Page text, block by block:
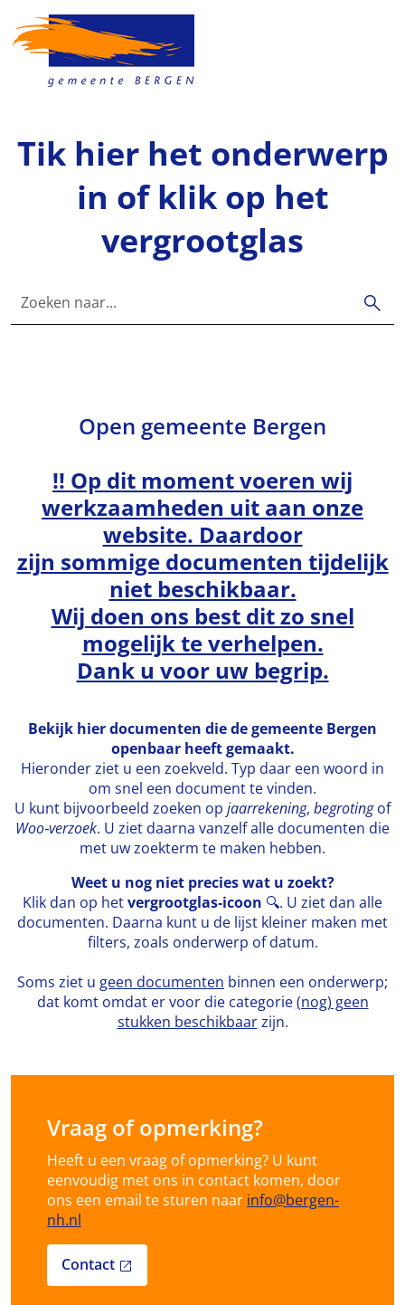
Skip to main content
Tik hier het onderwerp
in of klik op het
vergrootglas
search
Open gemeente Bergen
!! Op dit moment voeren wij
werkzaamheden uit aan onze
website. Daardoor
zijn sommige documenten tijdelijk
niet beschikbaar.
Wij doen ons best dit zo snel
mogelijk te verhelpen.
Dank u voor uw begrip.
Bekijk hier documenten die de gemeente Bergen
openbaar heeft gemaakt.
Hieronder ziet u een zoekveld. Typ daar een woord in
om snel een document te vinden.
U kunt bijvoorbeeld zoeken op jaarrekening, begrotingof
Woo‑verzoek. U ziet daarna vanzelf alle documenten die
met uw zoekterm te maken hebben.
Weet u nog niet precies wat u zoekt?
Klik dan op hetvergrootglas‑icoon 🔍. U ziet dan alle
documenten. Daarna kunt u de lijst kleiner maken met
filters, zoals onderwerp of datum.
Soms ziet u geen documenten binnen een onderwerp;
dat komt omdat er voor die categorie(nog) geen
stukken beschikbaarzijn.
Vraag of opmerking?
Heeft u een vraag of opmerking? U kunt
eenvoudig met ons in contact komen, door
ons een email te sturen naar info@bergen-
nh.nl
Contact open_in_new